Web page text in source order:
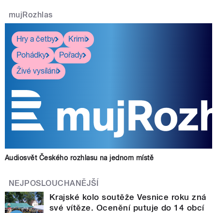
mujRozhlas
Hry a četby
Krimi
Pohádky
Pořady
Živé vysílání
Audiosvět Českého rozhlasu na jednom místě
NEJPOSLOUCHANĚJŠÍ
Krajské kolo soutěže Vesnice roku zná
své vítěze. Ocenění putuje do 14 obcí